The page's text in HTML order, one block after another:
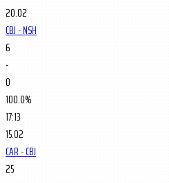
20.02
CBJ - NSH
6
-
0
100.0%
17:13
15.02
CAR - CBJ
25